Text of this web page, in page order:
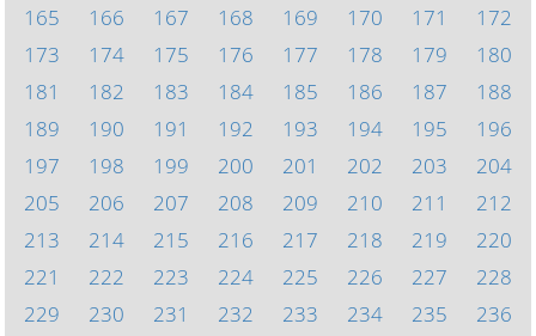
165
166 167 168 169 170 171
172
173
174 175 176 177 178 179
180
181
182 183 184 185 186 187
188
189
190 191 192 193 194 195
196
197
198 199 200 201 202 203
204
205
206 207 208 209 210 211
212
213
214 215 216 217 218 219
220
221
222 223 224 225 226 227
228
229
230 231 232 233 234 235
236